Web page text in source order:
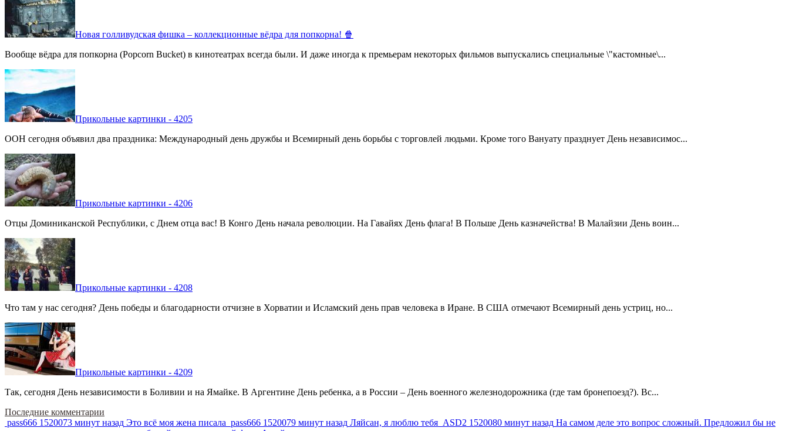
Новая голливудская фишка – коллекционные вёдра для попкорна! 🍿
Вообще вёдра для попкорна (Popcorn Bucket) в кинотеатрах всегда были. И даже иногда к премьерам некоторых фильмов выпускались специальные \"кастомные\...
Прикольные картинки - 4205
ООН сегодня объявил два праздника: Международный день дружбы и Всемирный день борьбы с торговлей людьми. Кроме того Вануату празднует День независимос...
Прикольные картинки - 4206
Отцы Доминиканской Республики, с Днем отца вас! В Конго День начала революции. На Гавайях День флага! В Польше День казначейства! В Малайзии День воин...
Прикольные картинки - 4208
Что там у нас сегодня? День победы и благодарности отчизне в Хорватии и Исламский день прав человека в Иране. В США отмечают Всемирный день устриц, но...
Прикольные картинки - 4209
Так, сегодня День независимости в Боливии и на Ямайке. В Аргентине День ребенка, а в России – День военного железнодорожника (где там бронепоезд?). Вс...
Последние комментарии
pass666 1520073 минут назад Это всё моя жена писала pass666 1520079 минут назад Ляйсан, я люблю тебя ASD2 1520080 минут назад На самом деле это вопрос сложный. Предложил бы не